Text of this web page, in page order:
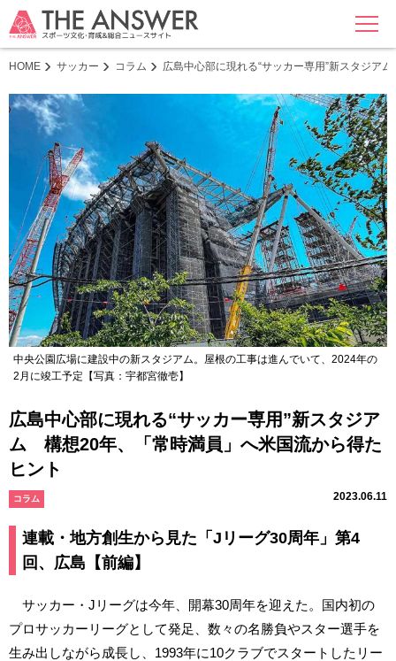
MENU
HOME サッカー コラム 広島中心部に現れる“サッカー専用”新スタジア
中央公園広場に建設中の新スタジアム。屋根の工事は進んでいて、2024年の
2月に竣工予定【写真：宇都宮徹壱】
広島中心部に現れる“サッカー専用”新スタジア
ム 構想20年、「常時満員」へ米国流から得た
ヒント
コラム 2023.06.11
連載・地方創生から見た「Jリーグ30周年」第4
回、広島【前編】
サッカー・Jリーグは今年、開幕30周年を迎えた。国内初の
プロサッカーリーグとして発足、数々の名勝負やスター選手を
生み出しながら成長し、1993年に10クラブでスタートしたリー